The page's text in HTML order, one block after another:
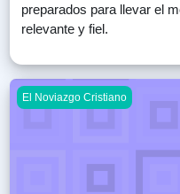
preparados para llevar el
relevante y fiel.
Final Boss: El Matrimonio
El Noviazgo Cristiano